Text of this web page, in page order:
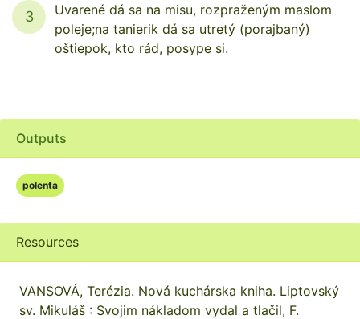
3
Uvarené dá sa na misu, rozpraženým maslom
poleje;na tanierik dá sa utretý (porajbaný)
oštiepok, kto rád, posype si.
Outputs
polenta
Resources
VANSOVÁ, Terézia. Nová kuchárska kniha. Liptovský
sv. Mikuláš : Svojim nákladom vydal a tlačil, F.